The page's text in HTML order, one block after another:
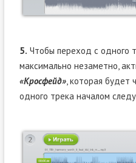
5. Чтобы переход с одного
максимально незаметно,
«Кросфейд», которая будет
одного трека началом